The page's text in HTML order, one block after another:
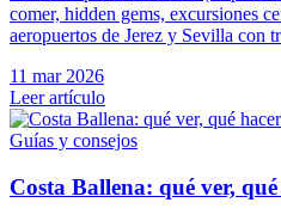
comer, hidden gems, excursiones
aeropuertos de Jerez y Sevilla con
11 mar 2026
Leer artículo
Guías y consejos
Costa Ballena: qué ver,